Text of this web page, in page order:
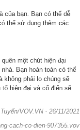
của bạn. Bạn có thể dễ
thể sử dụng thêm các
một chút hiện đại
Bạn hoàn toàn có thể
không phải lo chúng sẽ
hiện đại và cổ điển sẽ
VOV.VN - 26/11/2021
cach-co-dien-907355.vov